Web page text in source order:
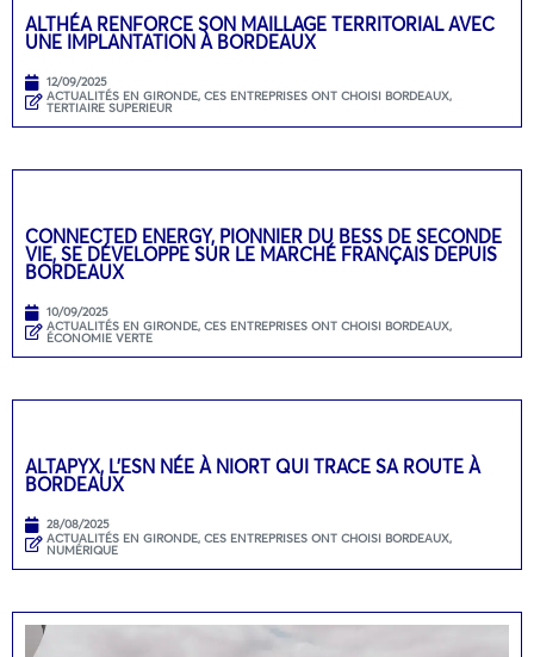
ALTHÉA RENFORCE SON MAILLAGE TERRITORIAL AVEC
UNE IMPLANTATION À BORDEAUX
12/09/2025
ACTUALITÉS EN GIRONDE, CES ENTREPRISES ONT CHOISI BORDEAUX,
TERTIAIRE SUPERIEUR
CONNECTED ENERGY, PIONNIER DU BESS DE SECONDE
VIE, SE DÉVELOPPE SUR LE MARCHÉ FRANÇAIS DEPUIS
BORDEAUX
10/09/2025
ACTUALITÉS EN GIRONDE, CES ENTREPRISES ONT CHOISI BORDEAUX,
ÉCONOMIE VERTE
ALTAPYX, L’ESN NÉE À NIORT QUI TRACE SA ROUTE À
BORDEAUX
28/08/2025
ACTUALITÉS EN GIRONDE, CES ENTREPRISES ONT CHOISI BORDEAUX,
NUMÉRIQUE